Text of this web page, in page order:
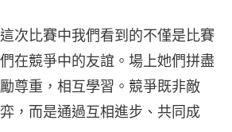
次比賽中我們看到的不僅是比賽
在競爭中的友誼。場上她們拼盡
尊重，相互學習。競爭既非敵
，而是通過互相進步、共同成